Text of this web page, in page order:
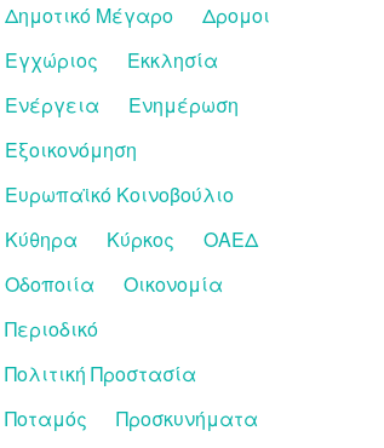
Δημοτικό Μέγαρο
Δρομοι
Εγχώριος
Εκκλησία
Ενέργεια
Ενημέρωση
Εξοικονόμηση
Ευρωπαϊκό Κοινοβούλιο
Κύθηρα
Κύρκος
ΟΑΕΔ
Οδοποιία
Οικονομία
Περιοδικό
Πολιτική Προστασία
Ποταμός
Προσκυνήματα